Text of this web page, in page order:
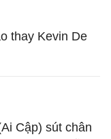
thay Kevin De
Cập) sút chân